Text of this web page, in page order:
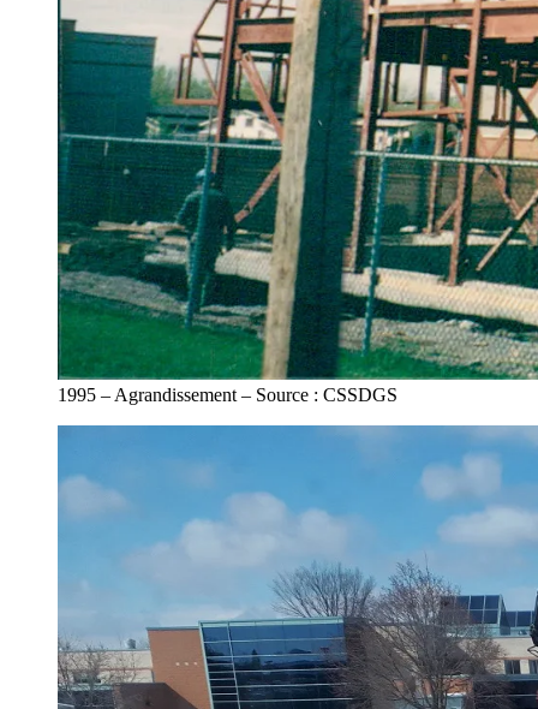
1995 – Agrandissement – Source : CSSDGS